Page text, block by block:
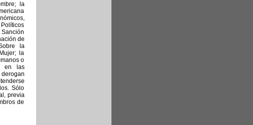
la
de
la
la
o
en las
Sólo
previa
de